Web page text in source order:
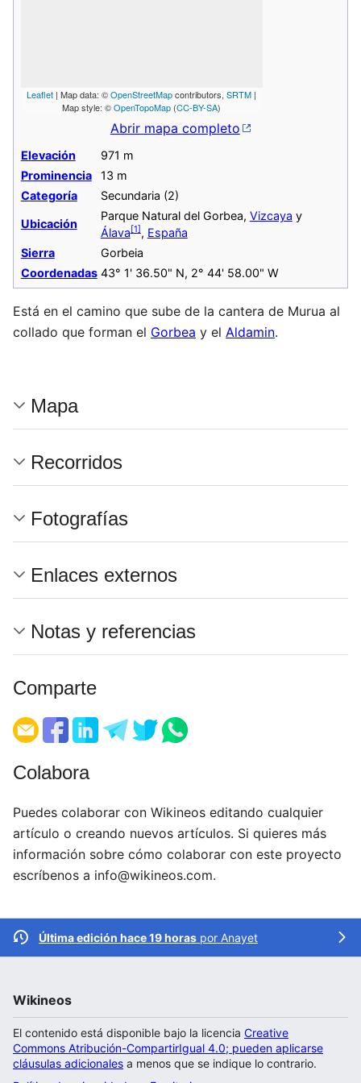
Leaflet | Map data: ©OpenStreetMapcontributors,SRTM |
Map style: ©OpenTopoMap (CC-BY-SA)
Abrir mapa completo
Elevación
971 m
Prominencia
13 m
Categoría
Secundaria (2)
Ubicación
Parque Natural del Gorbea, Vizcaya y
Álava[1], España
Sierra
Gorbeia
Coordenadas 43° 1' 36.50" N, 2° 44' 58.00" W
Está en el camino que sube de la cantera de Murua al
collado que forman el Gorbea y el Aldamin.
Mapa
Recorridos
Fotografías
Enlaces externos
Notas y referencias
Comparte
Colabora
Puedes colaborar con Wikineos editando cualquier
artículo o creando nuevos artículos. Si quieres más
información sobre cómo colaborar con este proyecto
escríbenos a info@wikineos.com.
Última edición hace 19 horas por Anayet
Wikineos
El contenido está disponible bajo la licencia Creative
Commons Atribución-CompartirIgual 4.0; pueden aplicarse
cláusulas adicionales a menos que se indique lo contrario.